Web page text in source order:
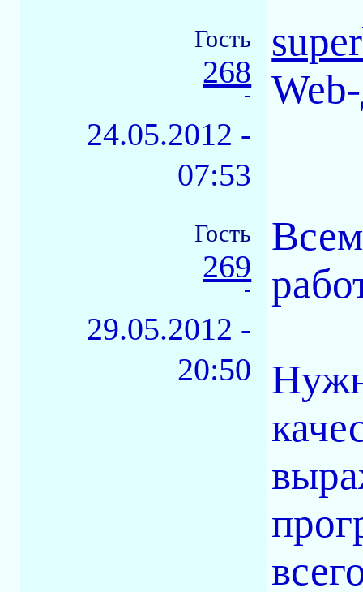
Гость
268
-
24.05.2012 -
07:53
Гость
269
-
29.05.2012 -
20:50